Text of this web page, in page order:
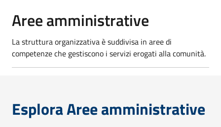
Aree amministrative
La struttura organizzativa è suddivisa in aree di
competenze che gestiscono i servizi erogati alla comunità.
Esplora Aree amministrative